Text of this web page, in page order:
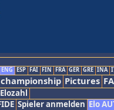
ENG ESP FAI FIN FRA GER GRE INA
championship Pictures
Spieler anmelden Elo